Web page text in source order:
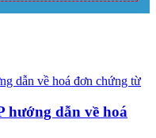
hướng dẫn về hoá